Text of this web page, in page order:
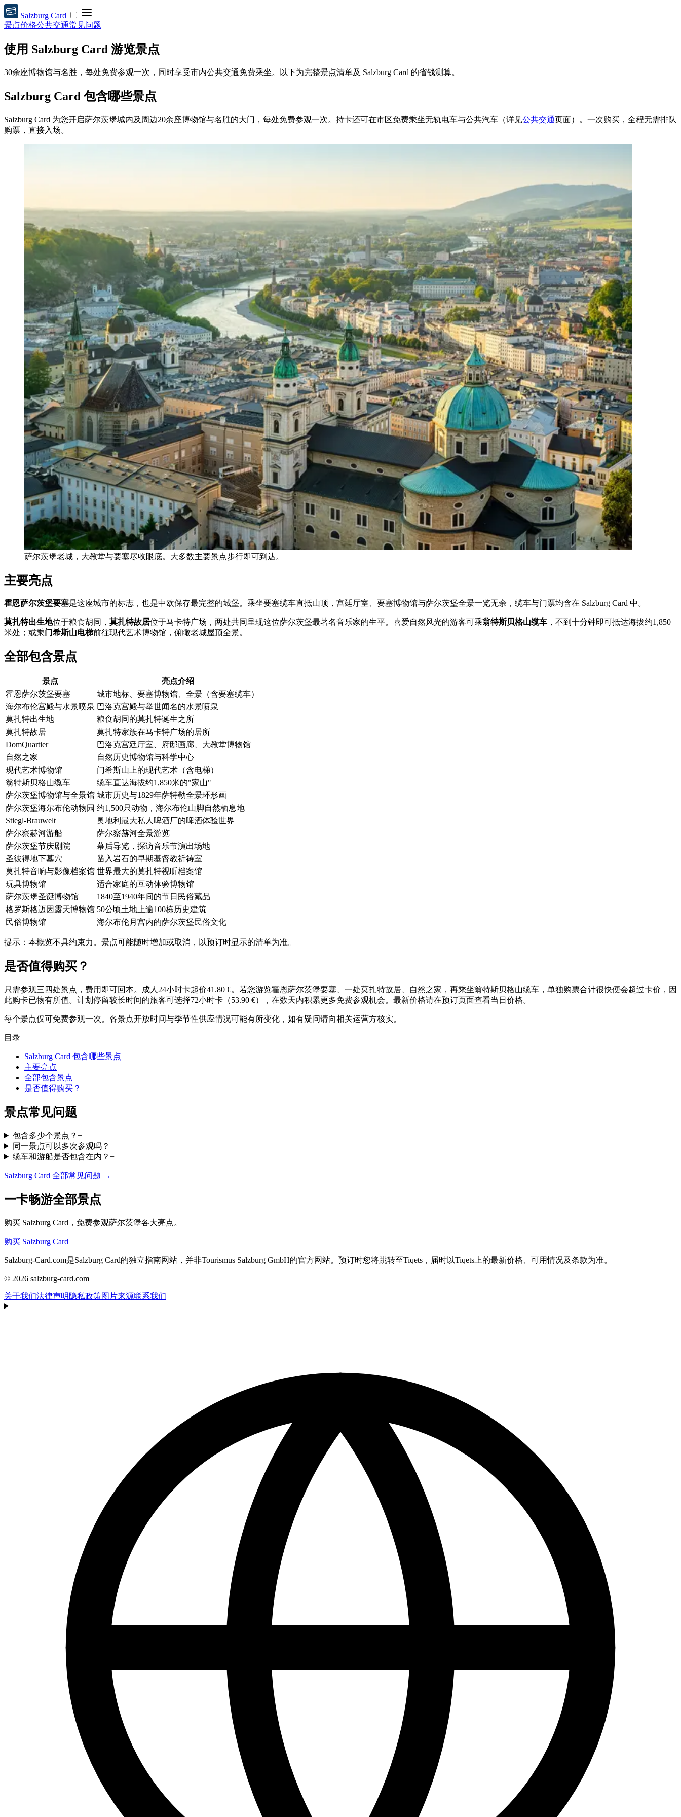
Salzburg Card
景点价格公共交通常见问题
使用 Salzburg Card 游览景点
30余座博物馆与名胜，每处免费参观一次，同时享受市内公共交通免费乘坐。以下为完整景点清单及 Salzburg Card 的省钱测算。
Salzburg Card 包含哪些景点
Salzburg Card 为您开启萨尔茨堡城内及周边20余座博物馆与名胜的大门，每处免费参观一次。持卡还可在市区免费乘坐无轨电车与公共汽车（详见公共交通页面）。一次购买，全程无需排队
购票，直接入场。
萨尔茨堡老城，大教堂与要塞尽收眼底。大多数主要景点步行即可到达。
主要亮点
霍恩萨尔茨堡要塞是这座城市的标志，也是中欧保存最完整的城堡。乘坐要塞缆车直抵山顶，宫廷厅室、要塞博物馆与萨尔茨堡全景一览无余，缆车与门票均含在 Salzburg Card 中。
莫扎特出生地位于粮食胡同， 莫扎特故居位于马卡特广场，两处共同呈现这位萨尔茨堡最著名音乐家的生平。喜爱自然风光的游客可乘翁特斯贝格山缆车 ，不到十分钟即可抵达海拔约1,850
米处；或乘门希斯山电梯前往现代艺术博物馆，俯瞰老城屋顶全景。
全部包含景点
景点
亮点介绍
霍恩萨尔茨堡要塞
城市地标、要塞博物馆、全景（含要塞缆车）
海尔布伦宫殿与水景喷泉 巴洛克宫殿与举世闻名的水景喷泉
莫扎特出生地
粮食胡同的莫扎特诞生之所
莫扎特故居
莫扎特家族在马卡特广场的居所
DomQuartier
巴洛克宫廷厅室、府邸画廊、大教堂博物馆
自然之家
自然历史博物馆与科学中心
现代艺术博物馆
门希斯山上的现代艺术（含电梯）
翁特斯贝格山缆车
缆车直达海拔约1,850米的"家山"
萨尔茨堡博物馆与全景馆 城市历史与1829年萨特勒全景环形画
萨尔茨堡海尔布伦动物园 约1,500只动物，海尔布伦山脚自然栖息地
Stiegl-Brauwelt
奥地利最大私人啤酒厂的啤酒体验世界
萨尔察赫河游船
萨尔察赫河全景游览
萨尔茨堡节庆剧院
幕后导览，探访音乐节演出场地
圣彼得地下墓穴
凿入岩石的早期基督教祈祷室
莫扎特音响与影像档案馆 世界最大的莫扎特视听档案馆
玩具博物馆
适合家庭的互动体验博物馆
萨尔茨堡圣诞博物馆
1840至1940年间的节日民俗藏品
格罗斯格迈因露天博物馆 50公顷土地上逾100栋历史建筑
民俗博物馆
海尔布伦月宫内的萨尔茨堡民俗文化
提示：本概览不具约束力。景点可能随时增加或取消，以预订时显示的清单为准。
是否值得购买？
只需参观三四处景点，费用即可回本。成人24小时卡起价41.80 €。若您游览霍恩萨尔茨堡要塞、一处莫扎特故居、自然之家，再乘坐翁特斯贝格山缆车，单独购票合计很快便会超过卡价，因
此购卡已物有所值。计划停留较长时间的旅客可选择72小时卡（53.90 €），在数天内积累更多免费参观机会。最新价格请在预订页面查看当日价格。
每个景点仅可免费参观一次。各景点开放时间与季节性供应情况可能有所变化，如有疑问请向相关运营方核实。
目录
Salzburg Card 包含哪些景点
主要亮点
全部包含景点
是否值得购买？
景点常见问题
包含多少个景点？ +
同一景点可以多次参观吗？ +
缆车和游船是否包含在内？ +
Salzburg Card 全部常见问题 →
一卡畅游全部景点
购买 Salzburg Card，免费参观萨尔茨堡各大亮点。
购买 Salzburg Card
Salzburg-Card.com是Salzburg Card的独立指南网站，并非Tourismus Salzburg GmbH的官方网站。预订时您将跳转至Tiqets，届时以Tiqets上的最新价格、可用情况及条款为准。
© 2026 salzburg-card.com
关于我们法律声明 隐私政策图片来源联系我们